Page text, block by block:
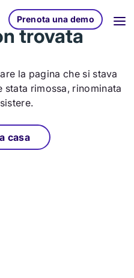
Prenota una demo
trovata
la pagina che si stava
rimossa, rinominata
casa